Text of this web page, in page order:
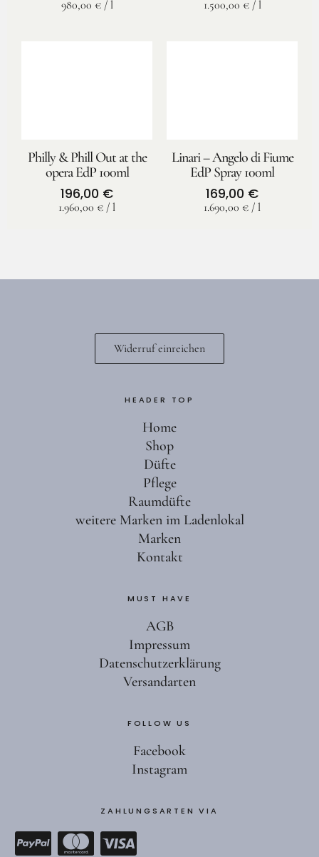
980,00 €/ l 1.500,00 €/ l
Philly & Phill Out at the
opera EdP 100ml
196,00 €
1.960,00 € / l
Linari – Angelo di Fiume
EdP Spray 100ml
169,00 €
1.690,00 € / l
Widerruf einreichen
HEADER TOP
Home
Shop
Düfte
Pflege
Raumdüfte
weitere Marken im Ladenlokal
Marken
Kontakt
MUST HAVE
AGB
Impressum
Datenschutzerklärung
Versandarten
FOLLOW US
Facebook
Instagram
ZAHLUNGSARTEN VIA